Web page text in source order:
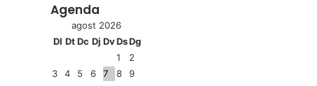
Agenda
agost 2026
Dl Dt Dc Dj DvDsDg
1
2
3
4 5 6 7 8
9